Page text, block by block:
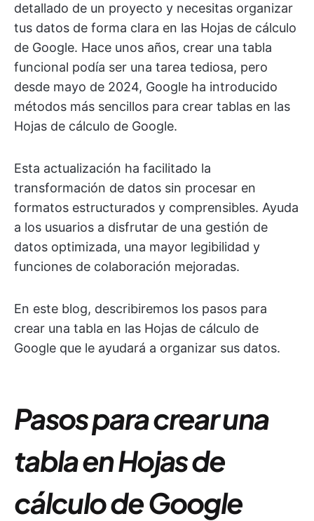
detallado de un proyecto y necesitas organizar
tus datos de forma clara en las Hojas de cálculo
de Google. Hace unos años, crear una tabla
funcional podía ser una tarea tediosa, pero
desde mayo de 2024, Google ha introducido
métodos más sencillos para crear tablas en las
Hojas de cálculo de Google.
Esta actualización ha facilitado la
transformación de datos sin procesar en
formatos estructurados y comprensibles. Ayuda
a los usuarios a disfrutar de una gestión de
datos optimizada, una mayor legibilidad y
funciones de colaboración mejoradas.
En este blog, describiremos los pasos para
crear una tabla en las Hojas de cálculo de
Google que le ayudará a organizar sus datos.
Pasos para crear una
tabla en Hojas de
cálculo de Google